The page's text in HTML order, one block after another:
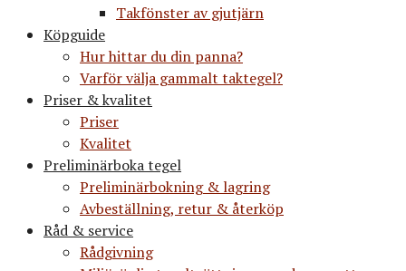
Takfönster av gjutjärn
Köpguide
Hur hittar du din panna?
Varför välja gammalt taktegel?
Priser & kvalitet
Priser
Kvalitet
Preliminärboka tegel
Preliminärbokning & lagring
Avbeställning, retur & återköp
Råd & service
Rådgivning